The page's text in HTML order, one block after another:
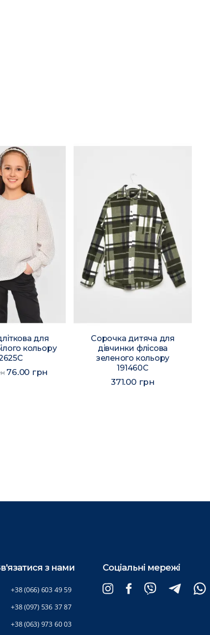
для
кольору
76.00 грн
Сорочка дитяча для
дівчинки флісова
зеленого кольору
191460C
371.00 грн
з нами
+38 (066) 603 49 59
+38 (097) 536 37 87
+38 (063) 973 60 03
Соціальні мережі